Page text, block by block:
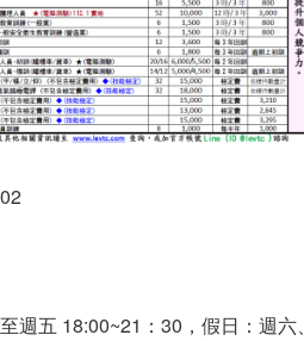
週五 18:00~21：30，假日：週